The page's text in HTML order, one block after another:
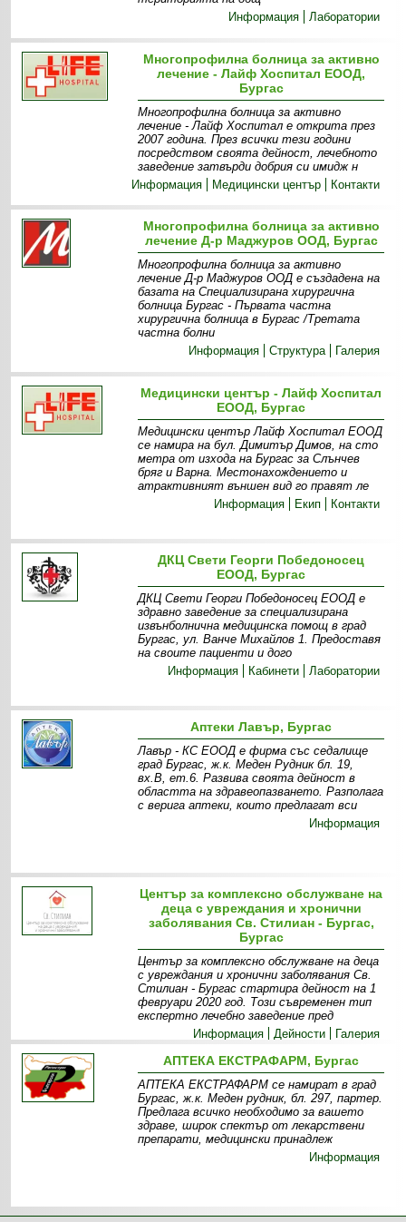
Информация
Лаборатории
Многопрофилна болница за активно
лечение - Лайф Хоспитал ЕООД,
Бургас
Многопрофилна болница за активно
лечение - Лайф Хоспитал е открита през
2007 година. През всички тези години
посредством своята дейност, лечебното
заведение затвърди добрия си имидж н
Информация
Медицински център Контакти
Многопрофилна болница за активно
лечение Д-р Маджуров ООД, Бургас
Многопрофилна болница за активно
лечение Д-р Маджуров ООД е създадена на
базата на Специализирана хирургична
болница Бургас - Първата частна
хирургична болница в Бургас /Третата
частна болни
Информация
Структура Галерия
Медицински център - Лайф Хоспитал
ЕООД, Бургас
Медицински център Лайф Хоспитал ЕООД
се намира на бул. Димитър Димов, на сто
метра от изхода на Бургас за Слънчев
бряг и Варна. Местонахождението и
атрактивният външен вид го правят ле
Информация
Екип Контакти
ДКЦ Свети Георги Победоносец
ЕООД, Бургас
ДКЦ Свети Георги Победоносец ЕООД е
здравно заведение за специализирана
извънболнична медицинска помощ в град
Бургас, ул. Ванче Михайлов 1. Предоставя
на своите пациенти и дого
Информация
Кабинети Лаборатории
Аптеки Лавър, Бургас
Лавър - КС ЕООД е фирма със седалище
град Бургас, ж.к. Меден Рудник бл. 19,
вх.В, ет.6. Развива своята дейност в
областта на здравеопазването. Разполага
с верига аптеки, които предлагат вси
Информация
Център за комплексно обслужване на
деца с увреждания и хронични
заболявания Св. Стилиан - Бургас,
Бургас
Център за комплексно обслужване на деца
с увреждания и хронични заболявания Св.
Стилиан - Бургас стартира дейност на 1
февруари 2020 год. Този съвременен тип
експертно лечебно заведение пред
Информация
Дейности Галерия
АПТЕКА ЕКСТРАФАРМ, Бургас
АПТЕКА ЕКСТРАФАРМ се намират в град
Бургас, ж.к. Меден рудник, бл. 297, партер.
Предлага всичко необходимо за вашето
здраве, широк спектър от лекарствени
препарати, медицински принадлеж
Информация